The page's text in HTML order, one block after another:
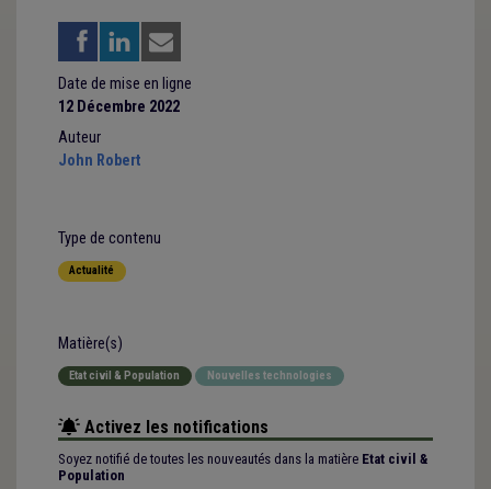
Date de mise en ligne
12 Décembre 2022
Auteur
John Robert
Type de contenu
Actualité
Matière(s)
Etat civil & Population Nouvelles technologies
Activez les notifications
Soyez notifié de toutes les nouveautés dans la matière Etat civil &
Population